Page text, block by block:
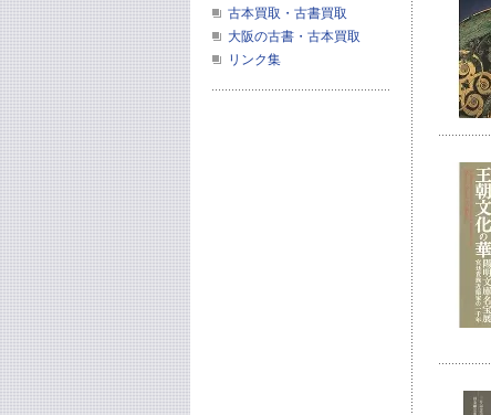
古本買取・古書買取
大阪の古書・古本買取
リンク集